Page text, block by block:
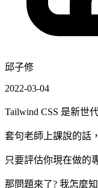
邱子修
2022-03-04
Tailwind CSS 是新世
套句老師上課說的話
只要評估你現在做的
那問題來了? 我怎麼